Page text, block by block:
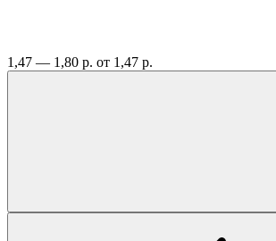
1,47 — 1,80 р. от 1,47 р.